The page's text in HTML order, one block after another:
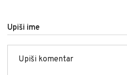
Upiši ime